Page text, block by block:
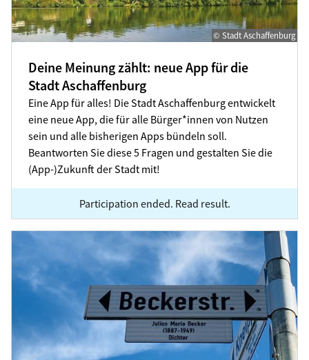
© Stadt Aschaffenburg
Deine Meinung zählt: neue App für die
Stadt Aschaffenburg
Eine App für alles! Die Stadt Aschaffenburg entwickelt
eine neue App, die für alle Bürger*innen von Nutzen
sein und alle bisherigen Apps bündeln soll.
Beantworten Sie diese 5 Fragen und gestalten Sie die
(App-)Zukunft der Stadt mit!
Participation ended. Read result.
Aschaffenburger Straßennamen